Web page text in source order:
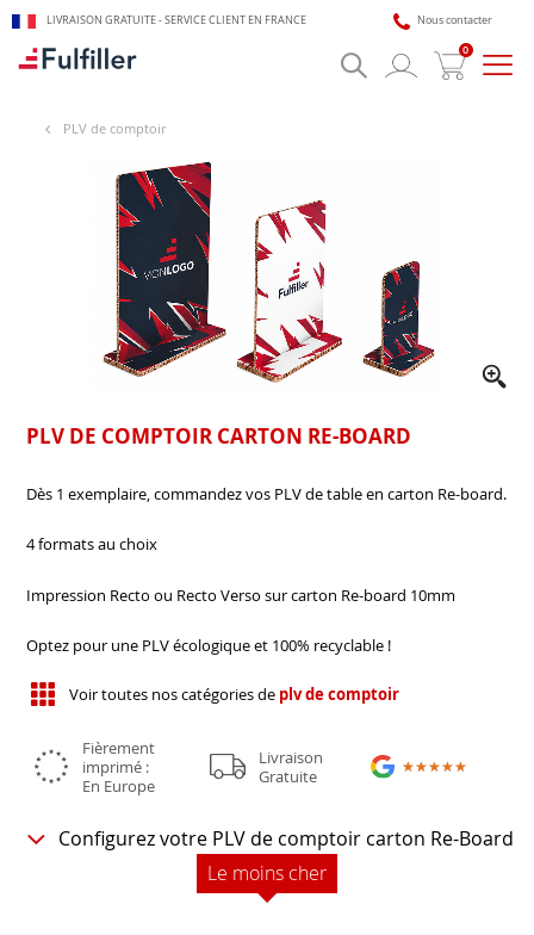
LIVRAISON GRATUITE - SERVICE CLIENT EN FRANCE Nous contacter
0
PLV de comptoir
PLV DE COMPTOIR CARTON RE-BOARD
Dès 1 exemplaire, commandez vos PLV de table en carton Re-board.
4 formats au choix
Impression Recto ou Recto Verso sur carton Re-board 10mm
Optez pour une PLV écologique et 100% recyclable !
Voir toutes nos catégories de plv de comptoir
Fièrement
imprimé :
En Europe
Livraison
Gratuite
★★★★★
★★★★★
Configurez votre PLV de comptoir carton Re-Board
Le moins cher
🎯 Assistant impression Fulfiller
IA + équipe disponible 24/7